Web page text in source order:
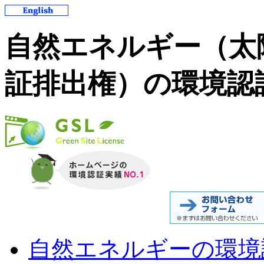
自然エネルギー（
証排出権）の環境
自然エネルギーの環